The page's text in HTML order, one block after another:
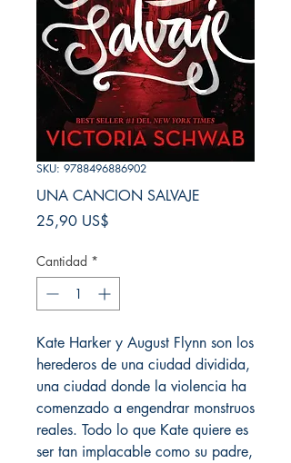
SKU: 9788496886902
UNA CANCION SALVAJE
25,90 US$
Cantidad *
Kate Harker y August Flynn son los
herederos de una ciudad dividida,
una ciudad donde la violencia ha
comenzado a engendrar monstruos
reales. Todo lo que Kate quiere es
ser tan implacable como su padre,